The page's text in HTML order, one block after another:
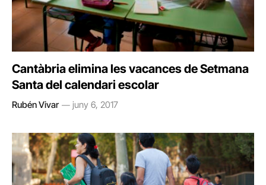
Cantàbria elimina les vacances de Setmana
Santa del calendari escolar
Rubén Vivar juny 6, 2017